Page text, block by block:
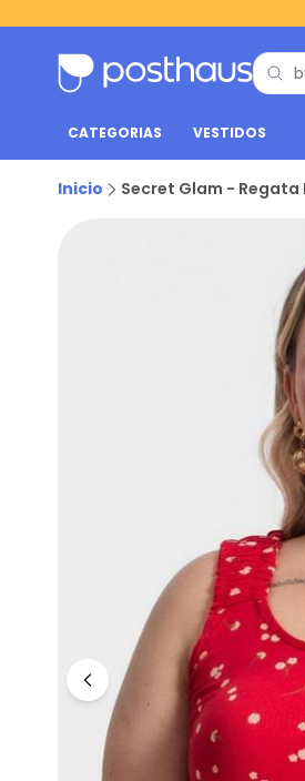
CATEGORIAS VESTIDOS
Inicio Secret Glam - Regata